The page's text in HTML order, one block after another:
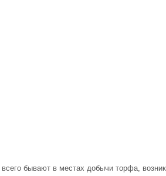
бывают в местах добычи торфа,